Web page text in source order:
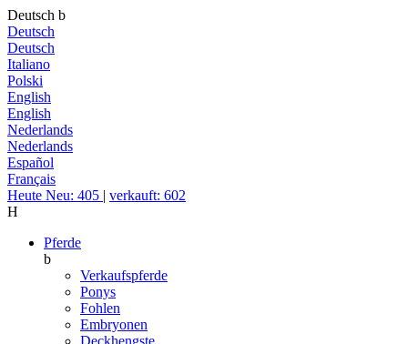
Deutsch b
Deutsch
Deutsch
Italiano
Polski
English
English
Nederlands
Nederlands
Español
Français
Heute Neu: 405 | verkauft: 602
H
Pferde
b
Verkaufspferde
Ponys
Fohlen
Embryonen
Deckhengste